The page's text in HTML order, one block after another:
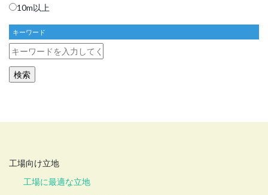
10m以上
キーワード
工場向け立地
工場に最適な立地